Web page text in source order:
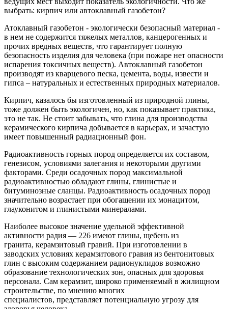
выбрать: кирпич или автоклавный газобетон?
Атоклавный газобетон - экологически безопасный материал -
в нем не содержится тяжелых металлов, канцерогенных и
прочих вредных веществ, что гарантирует полную
безопасность изделия для человека (при пожаре нет опасности
испарения токсичных веществ). Автоклавный газобетон
производят из кварцевого песка, цемента, воды, извести и
гипса – натуральных и естественных природных материалов.
Кирпич, казалось бы изготовленный из природной глины,
тоже должен быть экологичен, но, как показывает практика,
это не так. Не стоит забывать, что глина для производства
керамического кирпича добывается в карьерах, и зачастую
имеет повышенный радиационный фон.
Радиоактивность горных пород определяется их составом,
генезисом, условиями залегания и некоторыми другими
факторами. Среди осадочных пород максимальной
радиоактивностью обладают глины, глинистые и
битуминозные сланцы. Радиоактивность осадочных пород
значительно возрастает при обогащении их монацитом,
глауконитом и глинистыми минералами.
Наиболее высокое значение удельной эффективной
активности радия — 226 имеют глины, щебень из
гранита, керамзитовый гравий. При изготовлении в
заводских условиях керамзитового гравия из бентонитовых
глин с высоким содержанием радионуклидов возможно
образование технологических зон, опасных для здоровья
персонала. Сам керамзит, широко применяемый в жилищном
строительстве, по мнению многих
специалистов, представляет потенциальную угрозу для